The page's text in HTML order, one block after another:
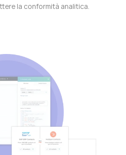
la conformità analitica.